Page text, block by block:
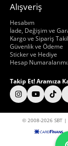
Alışveriş
Hakkımızda
Hesabım
İade, Değişim ve
Kargo ve Sipariş
Güvenlik ve Ödeme
Sticker ve Hediye
Hesap
Takip Et! Aramıza
© 2008-2026 SBT |